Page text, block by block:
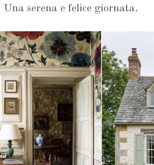
serena e felice giornata.